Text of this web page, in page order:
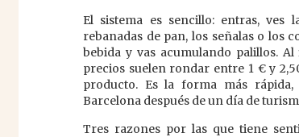
El sistema es sencillo: entras, ves
rebanadas de pan, los señalas o los
bebida y vas acumulando palillos.
precios suelen rondar entre 1 € y
producto. Es la forma más
Barcelona después de un día de
Tres razones por las que tiene